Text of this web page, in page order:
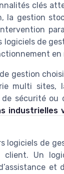
clés
la gestion
logiciels de
gestion
multi sites,
sécurité ou
industrielles
logiciels de
client. Un
et